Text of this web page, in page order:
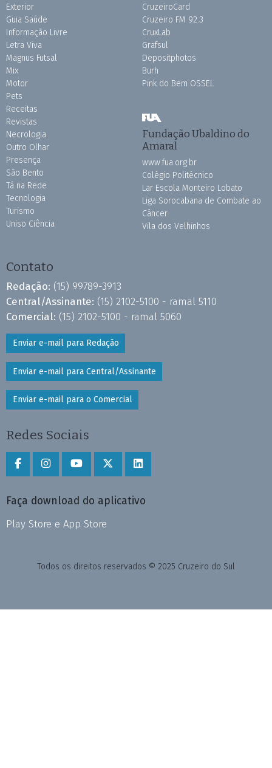
Exterior
Guia Saúde
Informação Livre
Letra Viva
Magnus Futsal
Mix
Motor
Pets
Receitas
Revistas
Necrologia
Outro Olhar
Presença
São Bento
Tá na Rede
Tecnologia
Turismo
Uniso Ciência
CruzeiroCard
Cruzeiro FM 92.3
CruxLab
Grafsul
Depositphotos
Burh
Pink do Bem OSSEL
Fundação Ubaldino do
Amaral
www.fua.org.br
Colégio Politécnico
Lar Escola Monteiro Lobato
Liga Sorocabana de Combate ao
Câncer
Vila dos Velhinhos
Contato
Redação: (15) 99789-3913
Central/Assinante: (15) 2102-5100 - ramal 5110
Comercial: (15) 2102-5100 - ramal 5060
Enviar e-mail para Redação
Enviar e-mail para Central/Assinante
Enviar e-mail para o Comercial
Redes Sociais
Faça download do aplicativo
Play Store e App Store
Todos os direitos reservados © 2025 Cruzeiro do Sul